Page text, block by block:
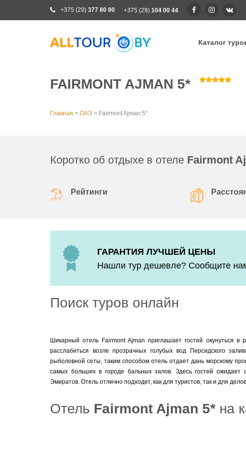
+375 (29) 377 80 80 +375 (29) 104 00 44
Каталог
Категории
FAIRMONT AJMAN 5*
Главная > ОАЭ > Fairmont Ajman 5*
Коротко об отдыхе в отеле Fairmont
Рейтинги
ГАРАНТИЯ ЛУЧШЕЙ ЦЕНЫ
Нашли тур дешевле? Сообщите
Поиск туров онлайн
Шикарный отель Fairmont Ajman приглашает гостей окунуться
расслабиться возле прозрачных голубых вод Персидского
рыболовной сеты, таким способом отель отдает дань морскому
самых больших в городе бальных залов. Здесь гостей
Эмиратов. Отель отлично подходит, как для туристов, так и для
Отель Fairmont Ajman 5* на